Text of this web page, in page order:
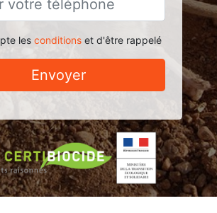
les conditionset d'être rappelé
Envoyer